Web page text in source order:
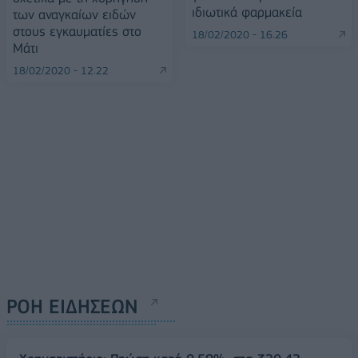
των αναγκαίων ειδών
στους εγκαυματίες στο
Μάτι
18/02/2020 - 12:22
ιδιωτικά φαρμακεία
18/02/2020 - 16:26
ΡΟΗ ΕΙΔΗΣΕΩΝ